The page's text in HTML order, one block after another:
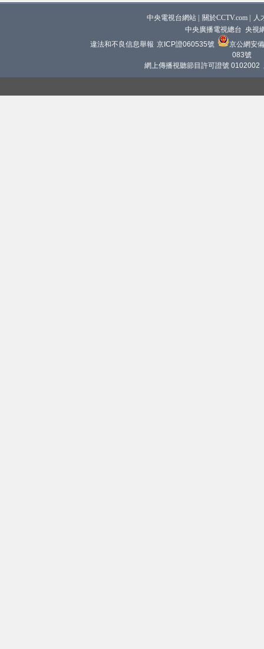
中央電視台網站 關於CCTV.com
人
中央廣播電視總台 央視
違法和不良信息舉報 京ICP證060535號
京公網安
083號
網上傳播視聽節目許可證號 0102002